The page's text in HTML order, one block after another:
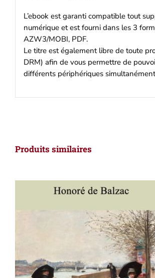
L’ebook est garanti compatible tout
numérique et est fourni dans les 3
AZW3/MOBI, PDF.
Le titre est également libre de toute
DRM) afin de vous permettre de
différents périphériques
Produits similaires